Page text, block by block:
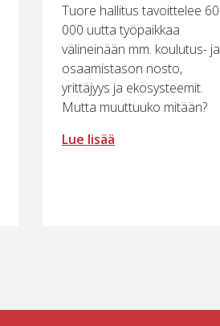
Tuore hallitus tavoittelee 60
000 uutta työpaikkaa
välineinään mm. koulutus- ja
osaamistason nosto,
yrittäjyys ja ekosysteemit.
Mutta muuttuuko mitään?
Lue lisää